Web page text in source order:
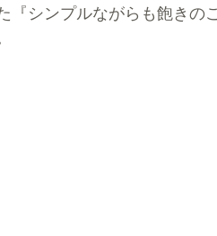
『シンプルながらも飽きの